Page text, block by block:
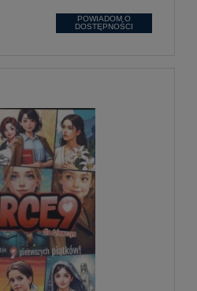
POWIADOM O
DOSTĘPNOŚCI